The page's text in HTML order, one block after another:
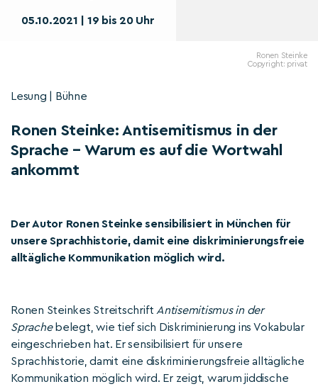
05.10.2021 | 19 bis 20 Uhr
Ronen Steinke
Copyright: privat
Lesung | Bühne
Ronen Steinke: Antisemitismus in der
Sprache – Warum es auf die Wortwahl
ankommt
Der Autor Ronen Steinke sensibilisiert in München für
unsere Sprachhistorie, damit eine diskriminierungsfreie
alltägliche Kommunikation möglich wird.
Ronen Steinkes Streitschrift Antisemitismus in der
Sprachebelegt, wie tief sich Diskriminierung ins Vokabular
eingeschrieben hat. Er sensibilisiert für unsere
Sprachhistorie, damit eine diskriminierungsfreie alltägliche
Kommunikation möglich wird. Er zeigt, warum jiddische